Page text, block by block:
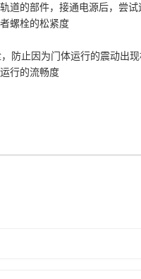
道的部件，接通电源后，尝
螺栓的松紧度
防止因为门体运行的震动出
行的流畅度